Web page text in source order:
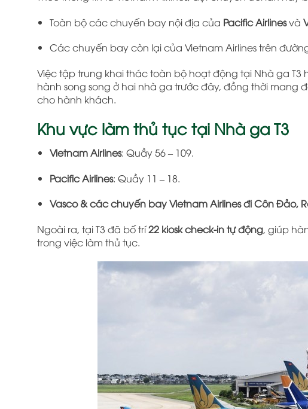
Toàn bộ các chuyến bay nội địa của Pacific Airlinesvà
Các chuyến bay còn lại của Vietnam Airlines trên
Việc tập trung khai thác toàn bộ hoạt động tại Nhà ga T3
hành song song ở hai nhà ga trước đây, đồng thời mang
cho hành khách.
Khu vực làm thủ tục tại Nhà ga T3
Vietnam Airlines: Quầy 56 – 109.
Pacific Airlines: Quầy 11 – 18.
Vasco & các chuyến bay Vietnam Airlines đi Côn Đảo,
Ngoài ra, tại T3 đã bố trí22 kiosk check-in tự động, giúp
trong việc làm thủ tục.